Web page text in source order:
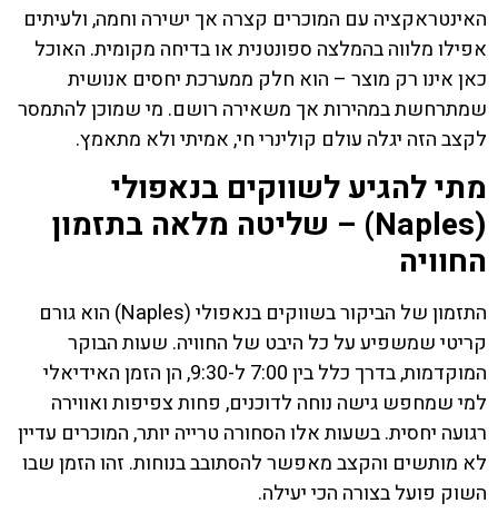
האינטראקציה עם המוכרים קצרה אך ישירה וחמה, ולעיתים
אפילו מלווה בהמלצה ספונטנית או בדיחה מקומית. האוכל
כאן אינו רק מוצר – הוא חלק ממערכת יחסים אנושית
שמתרחשת במהירות אך משאירה רושם. מי שמוכן להתמסר
לקצב הזה יגלה עולם קולינרי חי, אמיתי ולא מתאמץ.
מתי להגיע לשווקים בנאפולי
(Naples) – שליטה מלאה בתזמון
החוויה
התזמון של הביקור בשווקים בנאפולי (Naples) הוא גורם
קריטי שמשפיע על כל היבט של החוויה. שעות הבוקר
המוקדמות, בדרך כלל בין 7:00 ל-9:30, הן הזמן האידיאלי
למי שמחפש גישה נוחה לדוכנים, פחות צפיפות ואווירה
רגועה יחסית. בשעות אלו הסחורה טרייה יותר, המוכרים עדיין
לא מותשים והקצב מאפשר להסתובב בנוחות. זהו הזמן שבו
השוק פועל בצורה הכי יעילה.